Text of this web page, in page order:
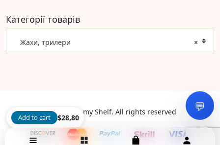
Категорії товарів
×
Жахи, трилери
©2026 Dreamy Shelf. All rights reserved 💬
Add to cart $28,80